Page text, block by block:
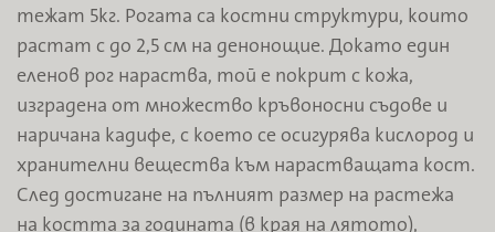
тежат 5кг. Рогата са костни струк­тури, които
растат с до 2,5 см на дено­нощие. Докато един
еленов рог на­раства, той е покрит с кожа,
изграде­на от множество кръвоносни съдове и
наричана кадифе, с което се осигурява кислород и
хранителни вещества към нарастващата кост.
След достига­не на пълният размер на растежа
на костта за годината (в края на лятото),